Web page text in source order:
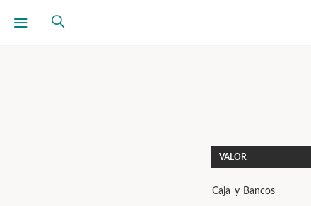
VALOR
Caja y Bancos